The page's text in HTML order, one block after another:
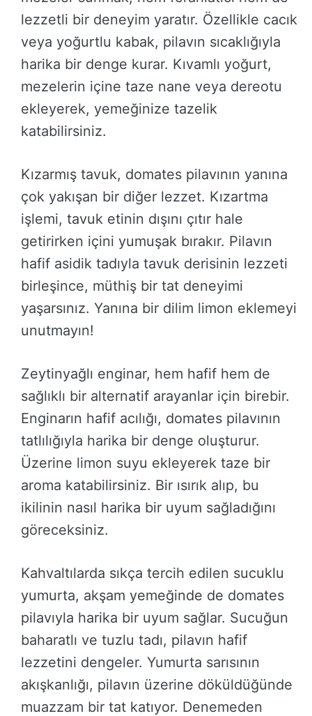
lezzetli bir deneyim yaratır. Özellikle cacık
veya yoğurtlu kabak, pilavın sıcaklığıyla
harika bir denge kurar. Kıvamlı yoğurt,
mezelerin içine taze nane veya dereotu
ekleyerek, yemeğinize tazelik
katabilirsiniz.
Kızarmış tavuk, domates pilavının yanına
çok yakışan bir diğer lezzet. Kızartma
işlemi, tavuk etinin dışını çıtır hale
getirirken içini yumuşak bırakır. Pilavın
hafif asidik tadıyla tavuk derisinin lezzeti
birleşince, müthiş bir tat deneyimi
yaşarsınız. Yanına bir dilim limon eklemeyi
unutmayın!
Zeytinyağlı enginar, hem hafif hem de
sağlıklı bir alternatif arayanlar için birebir.
Enginarın hafif acılığı, domates pilavının
tatlılığıyla harika bir denge oluşturur.
Üzerine limon suyu ekleyerek taze bir
aroma katabilirsiniz. Bir ısırık alıp, bu
ikilinin nasıl harika bir uyum sağladığını
göreceksiniz.
Kahvaltılarda sıkça tercih edilen sucuklu
yumurta, akşam yemeğinde de domates
pilavıyla harika bir uyum sağlar. Sucuğun
baharatlı ve tuzlu tadı, pilavın hafif
lezzetini dengeler. Yumurta sarısının
akışkanlığı, pilavın üzerine döküldüğünde
muazzam bir tat katıyor. Denemeden